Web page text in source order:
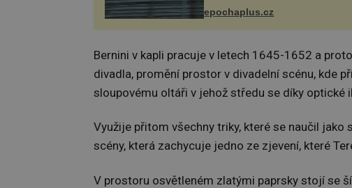
kůži, často s trvalými následky
nebo bohužel i ztrátou života.
Dnes nepochopiteln...
epochaplus.cz
Bernini v kapli pracuje v letech 1645-1652 a
divadla, promění prostor v divadelní scénu, kde
sloupovému oltáři v jehož středu se díky optické
Využije přitom všechny triky, které se naučil
scény, která zachycuje jedno ze zjevení, které
V prostoru osvětleném zlatými paprsky stojí se